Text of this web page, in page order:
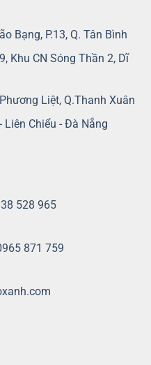
Bạng, P.13, Q. Tân Bình
Khu CN Sóng Thần 2, Dĩ
Liệt, Q.Thanh Xuân
Chiểu - Đà Nẵng
528 965
871 759